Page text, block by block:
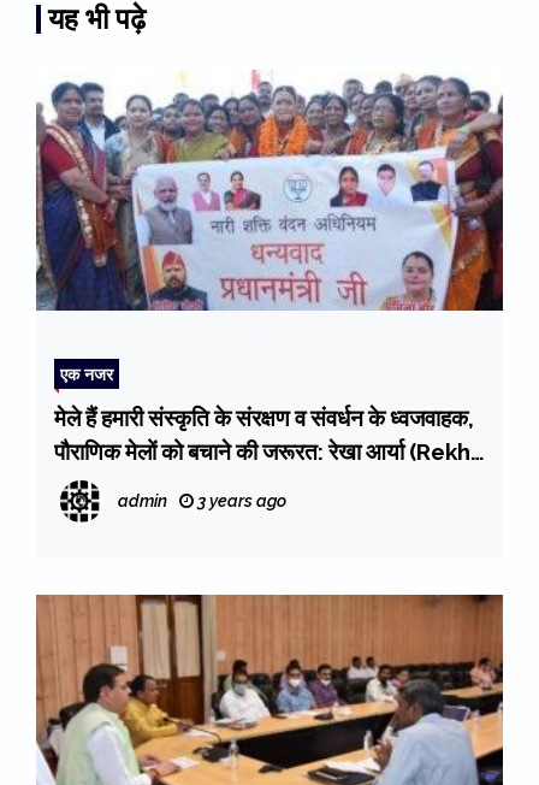
यह भी पढ़े
एक नजर
मेले हैं हमारी संस्कृति के संरक्षण व संवर्धन के ध्वजवाहक,
पौराणिक मेलों को बचाने की जरूरत: रेखा आर्या (Rekha
Arya)
admin 3 years ago